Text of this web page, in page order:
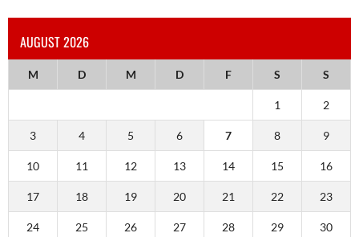
AUGUST 2026
M D M D F S S
1 2
3 4 5 6 7 8 9
10 11 12 13 14 15 16
17 18 19 20 21 22 23
24 25 26 27 28 29 30